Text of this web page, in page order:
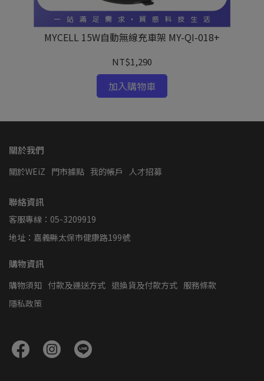
MYCELL 15W自動無線充車架 MY-QI-018+
NT$1,290
加入購物車
關於我們
關於WEiZ 門市據點 我的帳戶 人才招募
聯絡資訊
客服專線：05-3209919
地址：嘉義縣太保市健康路199號
購物資訊
購物須知 付款及運送方式 退換貨及付款方式 服務條款
隱私政策